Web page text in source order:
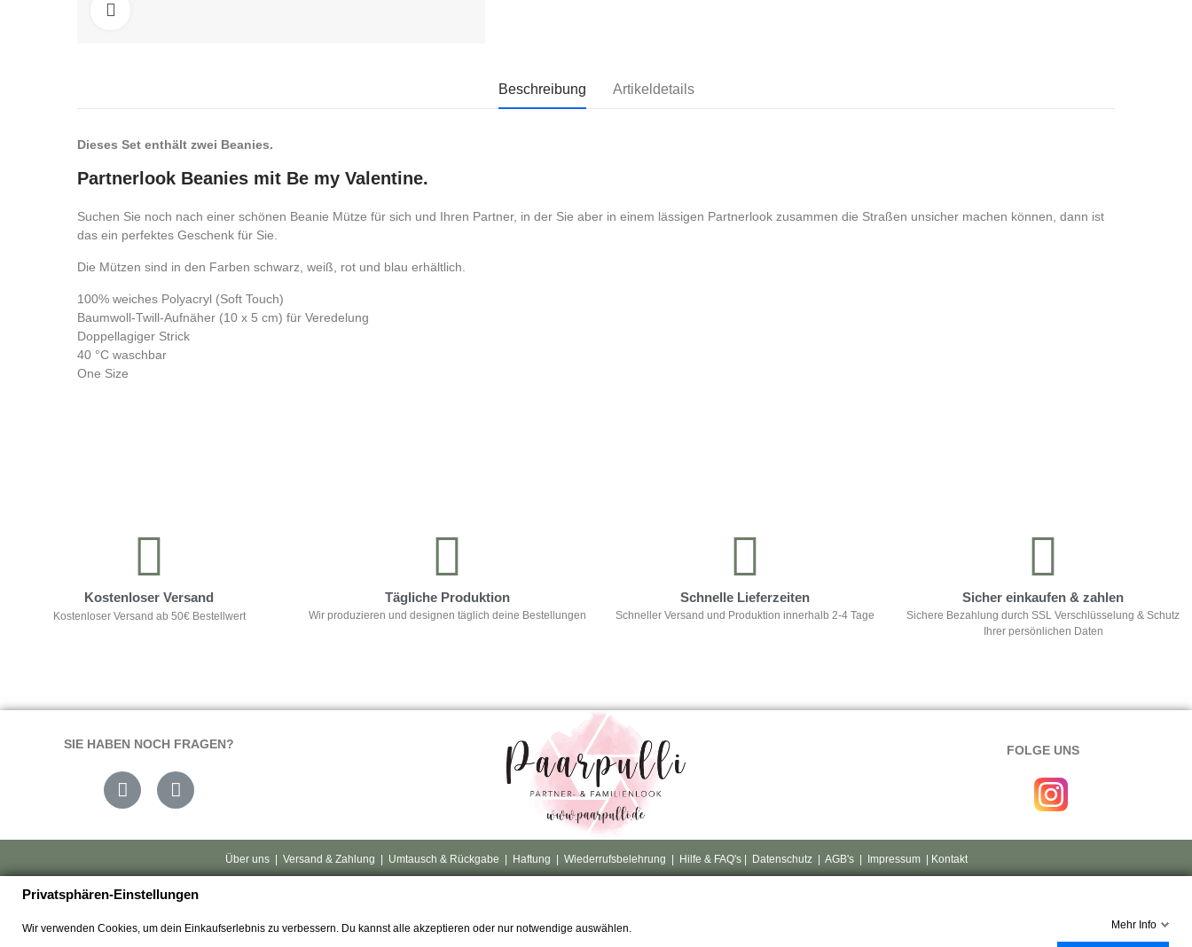
Beschreibung Artikeldetails
Dieses Set enthält zwei Beanies.
Partnerlook Beanies mit Be my Valentine.
Suchen Sie noch nach einer schönen Beanie Mütze für sich und Ihren Partner, in der Sie aber in einem lässigen Partnerlook zusammen die Straßen unsicher machen können, dann ist
das ein perfektes Geschenk für Sie.
Die Mützen sind in den Farben schwarz, weiß, rot und blau erhältlich.
100% weiches Polyacryl (Soft Touch)
Baumwoll-Twill-Aufnäher (10 x 5 cm) für Veredelung
Doppellagiger Strick
40 °C waschbar
One Size
Kostenloser Versand
Kostenloser Versand ab 50€ Bestellwert
Tägliche Produktion
Wir produzieren und designen täglich deine Bestellungen
Schnelle Lieferzeiten
Schneller Versand und Produktion innerhalb 2-4 Tage
Sicher einkaufen & zahlen
Sichere Bezahlung durch SSL Verschlüsselung & Schutz
Ihrer persönlichen Daten
SIE HABEN NOCH FRAGEN? FOLGE UNS
Über uns| Versand & Zahlung Umtausch & Rückgabe Haftung Wiederrufsbelehrung Hilfe & FAQ's| Datenschutz| AGB's Impressum | Kontakt
Privatsphären-Einstellungen
Wir verwenden Cookies, um dein Einkaufserlebnis zu verbessern. Du kannst alle akzeptieren oder nur notwendige auswählen. Mehr Info